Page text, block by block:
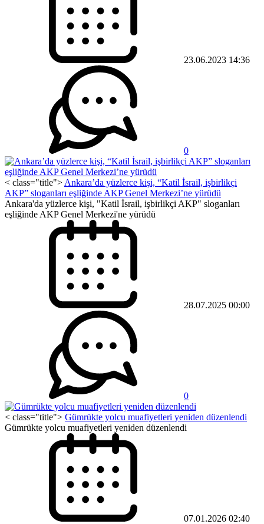
23.06.2023 14:36
0
< class="title"> Ankara’da yüzlerce kişi, “Katil İsrail, işbirlikçi
AKP” sloganları eşliğinde AKP Genel Merkezi’ne yürüdü
Ankara'da yüzlerce kişi, "Katil İsrail, işbirlikçi AKP" sloganları
eşliğinde AKP Genel Merkezi'ne yürüdü
28.07.2025 00:00
0
< class="title"> Gümrükte yolcu muafiyetleri yeniden düzenlendi
Gümrükte yolcu muafiyetleri yeniden düzenlendi
07.01.2026 02:40